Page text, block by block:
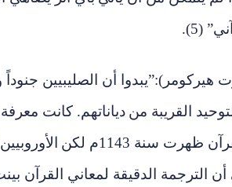
(5
).
هيركومر):”يبدوا أن الصليبيين
القريبة من دياناتهم. كانت
ظهرت سنة 1143م لكن
الترجمة الدقيقة لمعاني القرآن